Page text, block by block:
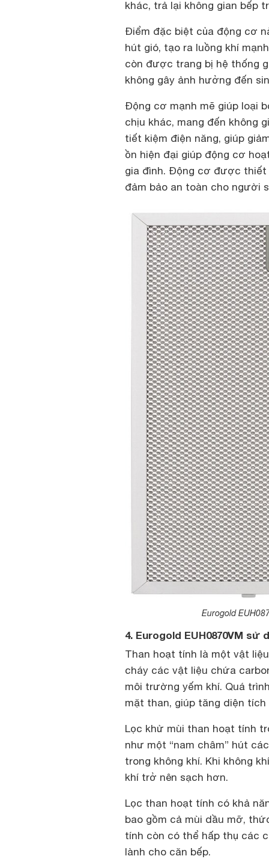
khác, trả lại không gian bếp
Điểm đặc biệt của động cơ
hút gió, tạo ra luồng khí
còn được trang bị hệ thống
không gây ảnh hưởng đến
Động cơ mạnh mẽ giúp loại
chịu khác, mang đến không
tiết kiệm điện năng, giúp
ồn hiện đại giúp động cơ
gia đình. Động cơ được thiết
đảm bảo an toàn cho người
Eurogold
4. Eurogold EUH0870VM
Than hoạt tính là một vật
cháy các vật liệu chứa
môi trường yếm khí. Quá
mặt than, giúp tăng diện
Lọc khử mùi than hoạt tính
như một “nam châm” hút
trong không khí. Khi không
khí trở nên sạch hơn.
Lọc than hoạt tính có khả
bao gồm cả mùi dầu mỡ,
tính còn có thể hấp thụ các
lành cho căn bếp.